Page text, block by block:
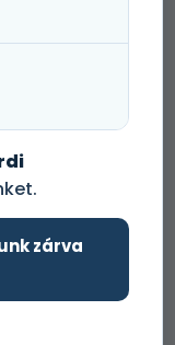
zárva